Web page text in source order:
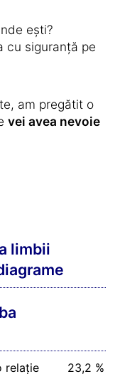
ești?
cu siguranță pe
am pregătit o
vei avea nevoie
limbii
relație
23,2 %